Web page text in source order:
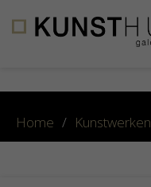
Home / Kunstwerken